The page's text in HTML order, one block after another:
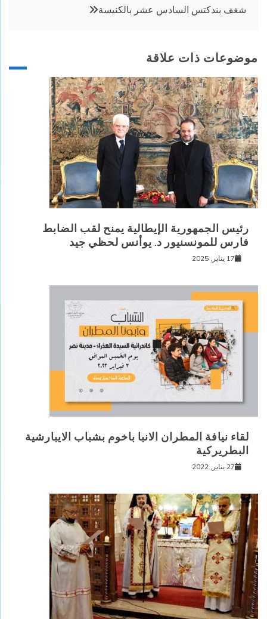
شغف بندكتس السادس عشر بالكنيسة
موضوعات ذات علاقة
رئيس الجمهورية الإيطالية يمنح لقب الضابط
فارس للمونسنيور د. يوأنس لحظي جيد
17 يناير, 2025
لقاء نيافة المطران الانبا باخوم بشباب الايبارشية
البطريركية
27 يناير, 2022